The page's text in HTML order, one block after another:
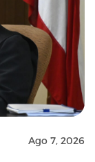
Ago 7, 2026